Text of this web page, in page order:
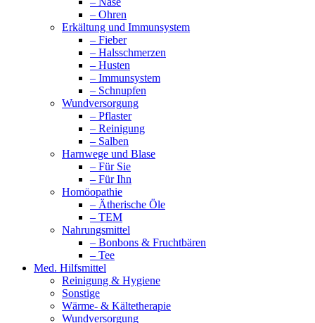
– Ohren
Erkältung und Immunsystem
– Fieber
– Halsschmerzen
– Husten
– Immunsystem
– Schnupfen
Wundversorgung
– Pflaster
– Reinigung
– Salben
Harnwege und Blase
– Für Sie
– Für Ihn
Homöopathie
– Ätherische Öle
– TEM
Nahrungsmittel
– Bonbons & Fruchtbären
– Tee
Med. Hilfsmittel
Reinigung & Hygiene
Sonstige
Wärme- & Kältetherapie
Wundversorgung